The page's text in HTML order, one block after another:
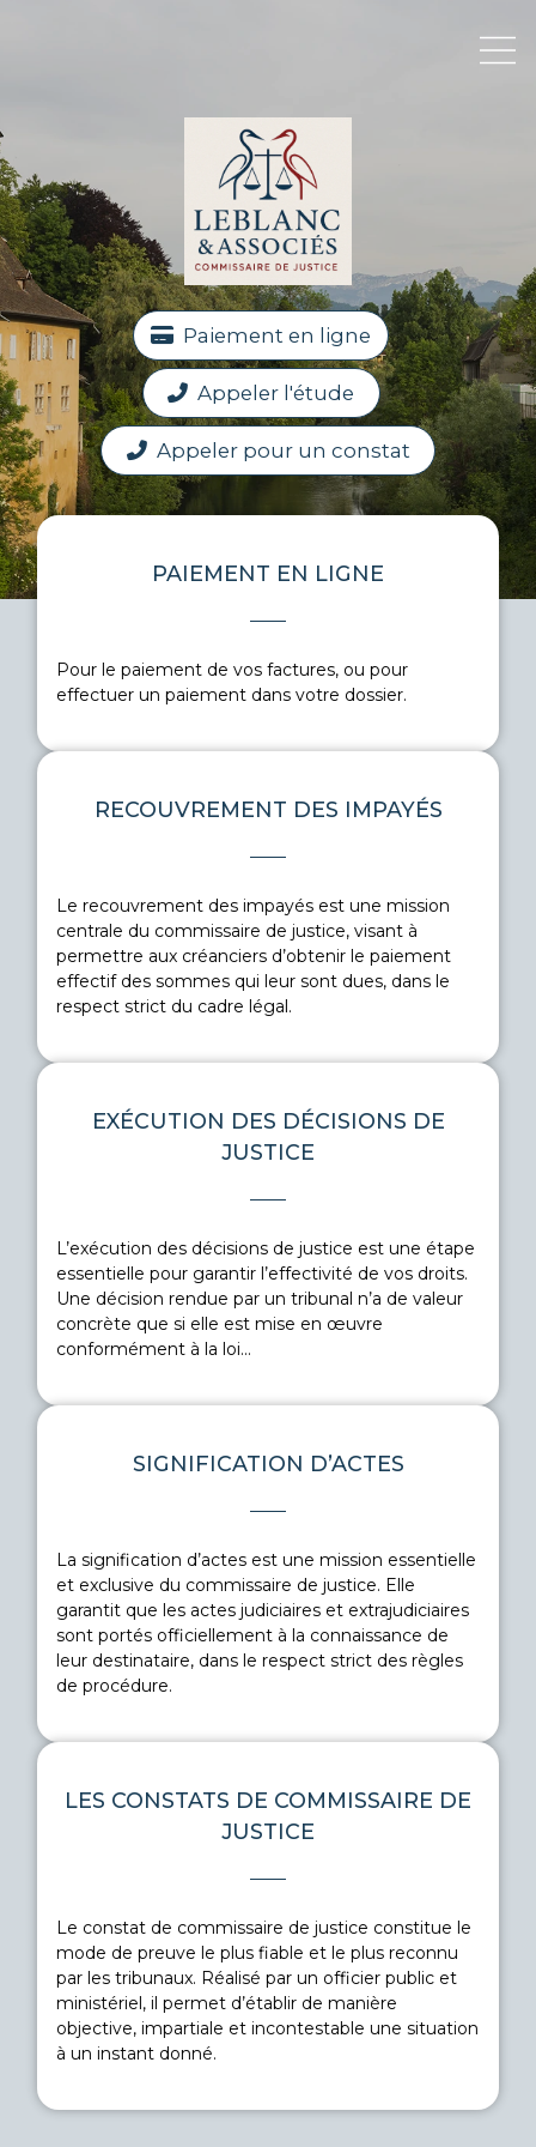
Paiement en ligne
Appeler l'étude
Appeler pour un constat
PAIEMENT EN LIGNE
Pour le paiement de vos factures, ou pour
effectuer un paiement dans votre dossier.
RECOUVREMENT DES IMPAYÉS
Le recouvrement des impayés est une mission
centrale du commissaire de justice, visant à
permettre aux créanciers d’obtenir le paiement
effectif des sommes qui leur sont dues, dans le
respect strict du cadre légal.
EN SAVOIR PLUS
EXÉCUTION DES DÉCISIONS DE
JUSTICE
L’exécution des décisions de justice est une étape
essentielle pour garantir l’effectivité de vos droits.
Une décision rendue par un tribunal n’a de valeur
concrète que si elle est mise en œuvre
conformément à la loi...
EN SAVOIR PLUS
SIGNIFICATION D’ACTES
La signification d’actes est une mission essentielle
et exclusive du commissaire de justice. Elle
garantit que les actes judiciaires et extrajudiciaires
sont portés officiellement à la connaissance de
leur destinataire, dans le respect strict des règles
de procédure.
EN SAVOIR PLUS
LES CONSTATS DE COMMISSAIRE DE
JUSTICE
Le constat de commissaire de justice constitue le
mode de preuve le plus fiable et le plus reconnu
par les tribunaux. Réalisé par un officier public et
ministériel, il permet d’établir de manière
objective, impartiale et incontestable une situation
à un instant donné.